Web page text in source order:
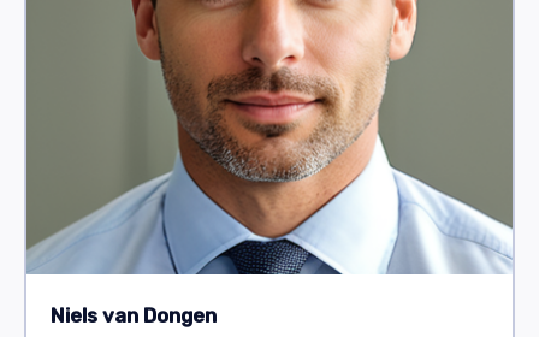
Niels van Dongen